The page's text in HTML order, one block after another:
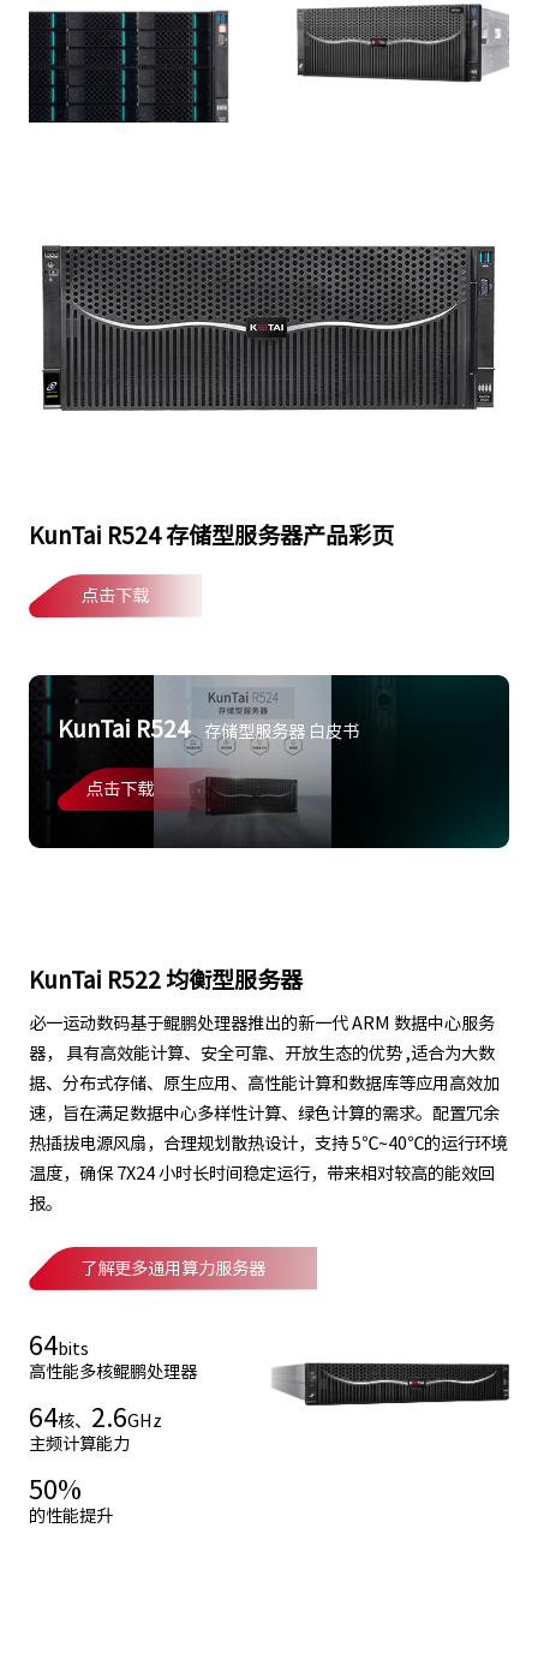
KunTai R524 存储型服务器产品彩页
点击下载
KunTai R524 存储型服务器 白皮书
点击下载
KunTai R522 均衡型服务器
必一运动数码基于鲲鹏处理器推出的新一代 ARM 数据中心服务
器， 具有高效能计算、安全可靠、开放生态的优势 ,适合为大数
据、分布式存储、原生应用、高性能计算和数据库等应用高效加
速，旨在满足数据中心多样性计算、绿色计算的需求。配置冗余
热插拔电源风扇，合理规划散热设计，支持 5℃~40℃的运行环境
温度，确保 7X24 小时长时间稳定运行，带来相对较高的能效回
报。
了解更多通用算力服务器
64bits
高性能多核鲲鹏处理器
64核、 2.6GHz
主频计算能力
50%
的性能提升